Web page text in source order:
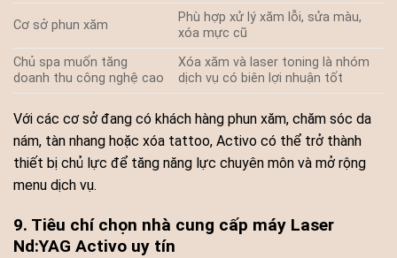
Cơ sở phun xăm
Phù hợp xử lý xăm lỗi, sửa màu,
xóa mực cũ
Chủ spa muốn tăng
doanh thu công nghệ cao
Xóa xăm và laser toning là nhóm
dịch vụ có biên lợi nhuận tốt
Với các cơ sở đang có khách hàng phun xăm, chăm sóc da
nám, tàn nhang hoặc xóa tattoo, Activo có thể trở thành
thiết bị chủ lực để tăng năng lực chuyên môn và mở rộng
menu dịch vụ.
9. Tiêu chí chọn nhà cung cấp máy Laser
Nd:YAG Activo uy tín